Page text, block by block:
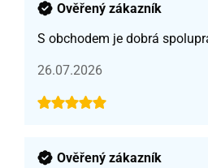
Ověřený zákazník
S obchodem je dobrá
26.07.2026
Ověřený zákazník